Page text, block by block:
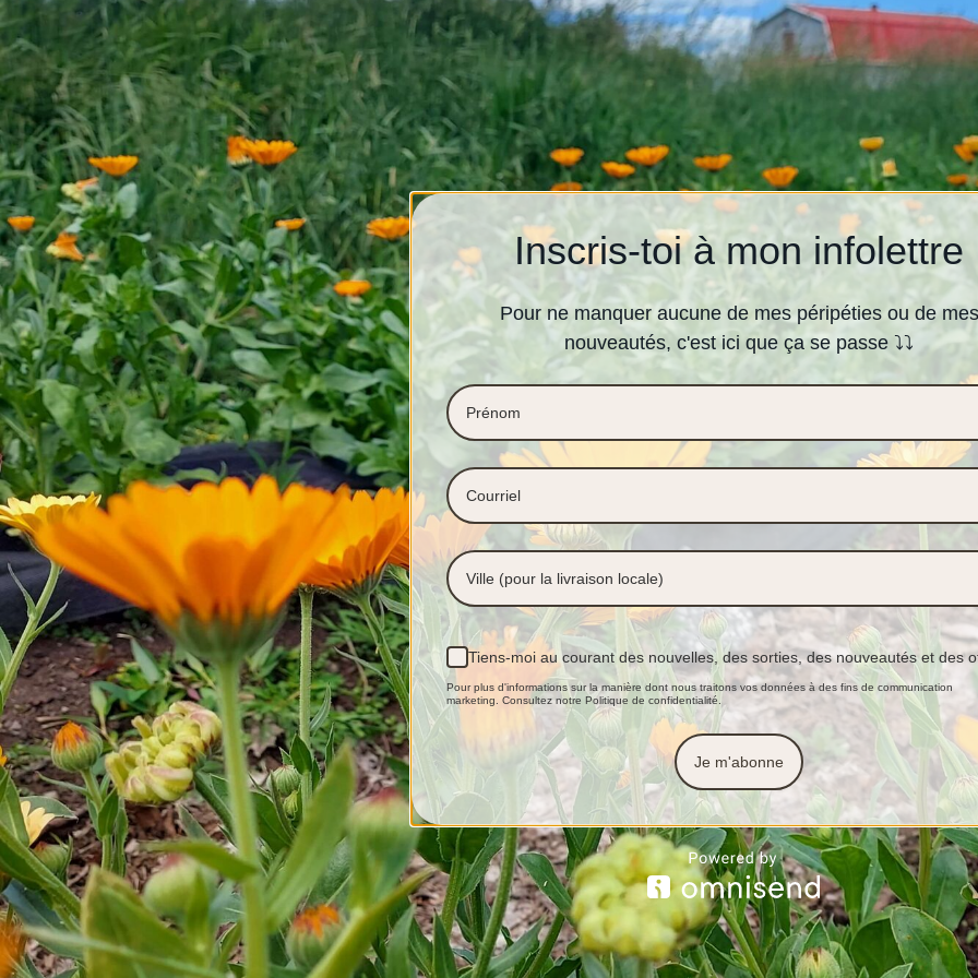
Inscris-toi à mon infolettre
Pour ne manquer aucune de mes péripéties ou de mes
nouveautés, c'est ici que ça se passe ⤵️⤵️
Tiens-moi au courant des nouvelles, des sorties, des nouveautés et des
Pour plus d'informations sur la manière dont nous traitons vos données à des fins de communication
marketing. Consultez notre Politique de confidentialité.
Je m'abonne